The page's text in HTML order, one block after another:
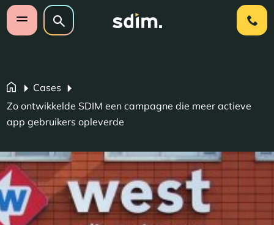
Navigatie overslaan
Open mobiel menu
Zoeken op website
Zoeken
Cases
Zo ontwikkelde SDIM een campagne die meer actieve
app gebruikers opleverde